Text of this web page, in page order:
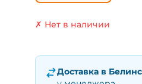
✗ Нет в наличии
Доставка в